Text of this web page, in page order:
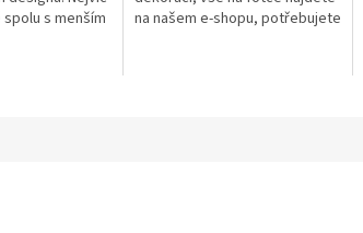
s menším
na našem e-shopu, potřebujete